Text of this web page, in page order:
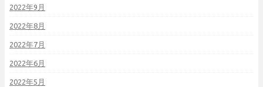
2022年9月
2022年8月
2022年7月
2022年6月
2022年5月